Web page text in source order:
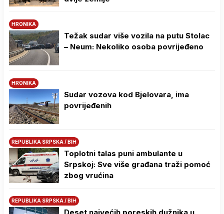
HRONIKA
Težak sudar više vozila na putu Stolac
– Neum: Nekoliko osoba povrijeđeno
HRONIKA
Sudar vozova kod Bjelovara, ima
povrijeđenih
REPUBLIKA SRPSKA / BIH
Toplotni talas puni ambulante u
Srpskoj: Sve više građana traži pomoć
zbog vrućina
REPUBLIKA SRPSKA / BIH